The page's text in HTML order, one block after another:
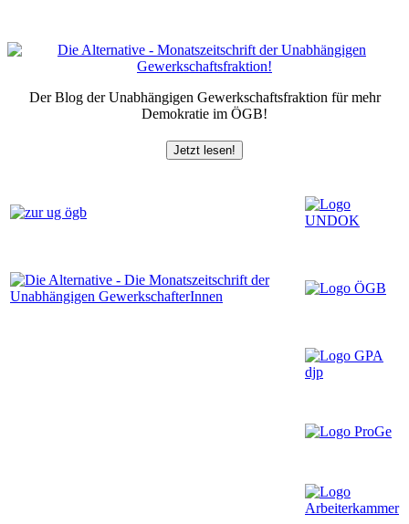
Der Blog der Unabhängigen Gewerkschaftsfraktion für mehr
Demokratie im ÖGB!
Jetzt lesen!